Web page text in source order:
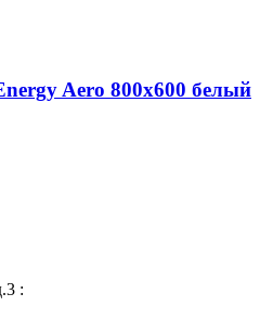
Aero 800x600 белый
: